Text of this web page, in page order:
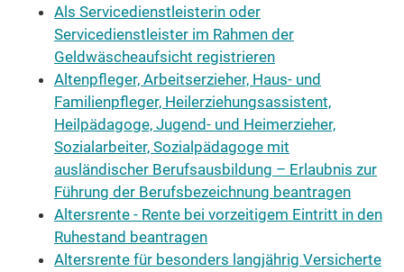
Als Servicedienstleisterin oder
Servicedienstleister im Rahmen der
Geldwäscheaufsicht registrieren
Altenpfleger, Arbeitserzieher, Haus- und
Familienpfleger, Heilerziehungsassistent,
Heilpädagoge, Jugend- und Heimerzieher,
Sozialarbeiter, Sozialpädagoge mit
ausländischer Berufsausbildung – Erlaubnis zur
Führung der Berufsbezeichnung beantragen
Altersrente - Rente bei vorzeitigem Eintritt in den
Ruhestand beantragen
Altersrente für besonders langjährig Versicherte